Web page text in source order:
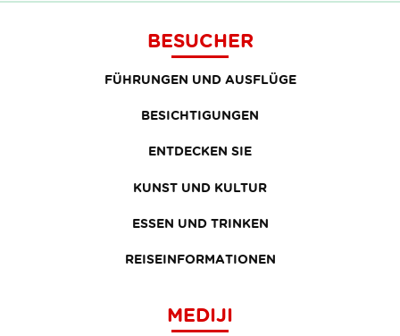
BESUCHER
FÜHRUNGEN UND AUSFLÜGE
BESICHTIGUNGEN
ENTDECKEN SIE
KUNST UND KULTUR
ESSEN UND TRINKEN
REISEINFORMATIONEN
MEDIJI